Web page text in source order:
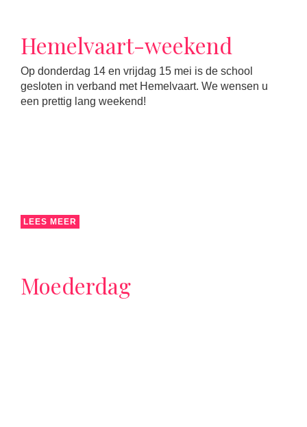
Hemelvaart-weekend
Op donderdag 14 en vrijdag 15 mei is de school
gesloten in verband met Hemelvaart. We wensen u
een prettig lang weekend!
LEES MEER
Moederdag